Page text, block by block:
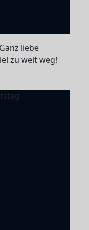
liebe
zu weit weg!